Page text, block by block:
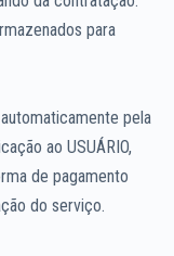
para
pela
ao USUÁRIO,
de pagamento
do serviço.